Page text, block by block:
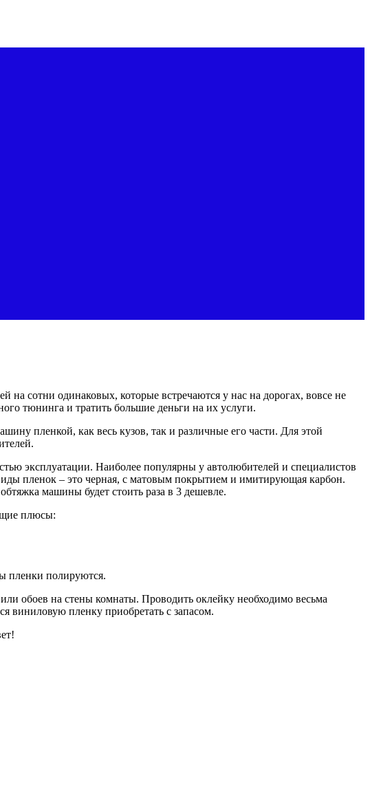
на сотни одинаковых, которые встречаются у нас на дорогах, вовсе не
тюнинга и тратить большие деньги на их услуги.
пленкой, как весь кузов, так и различные его части. Для этой
эксплуатации. Наиболее популярны у автолюбителей и специалистов
пленок – это черная, с матовым покрытием и имитирующая карбон.
машины будет стоить раза в 3 дешевле.
плюсы:
пленки полируются.
обоев на стены комнаты. Проводить оклейку необходимо весьма
виниловую пленку приобретать с запасом.